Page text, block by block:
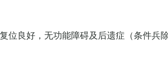
位良好，无功能障碍及后遗症（条件兵